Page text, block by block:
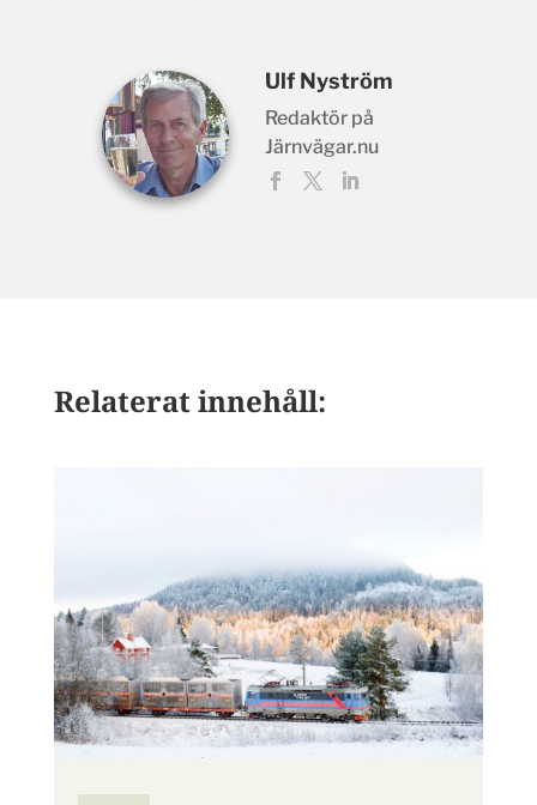
Ulf Nyström
Redaktör på
Järnvägar.nu
Relaterat innehåll: